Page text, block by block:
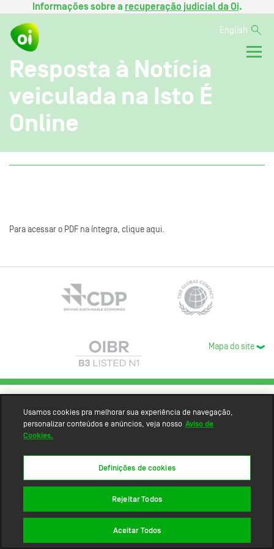
Informações sobre a recuperação judicial da Oi.
English
Resposta à Notícia
veiculada na Isto É
Online
Para acessar o PDF na íntegra, clique aqui.
Mapa do site
Usamos cookies pra melhorar sua experiência de navegação,
personalizar conteúdos e anúncios, veja nosso Aviso de
Cookies.
Definições de cookies
Rejeitar Todos
Aceitar Todos